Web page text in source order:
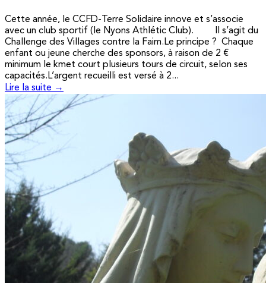
Cette année, le CCFD-Terre Solidaire innove et s’associe
avec un club sportif (le Nyons Athlétic Club). Il s’agit du
Challenge des Villages contre la Faim.Le principe ? Chaque
enfant ou jeune cherche des sponsors, à raison de 2 €
minimum le kmet court plusieurs tours de circuit, selon ses
capacités.L’argent recueilli est versé à 2...
Lire la suite →